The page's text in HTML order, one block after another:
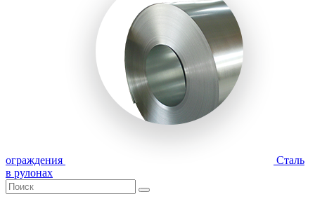
ограждения
Сталь
в рулонах